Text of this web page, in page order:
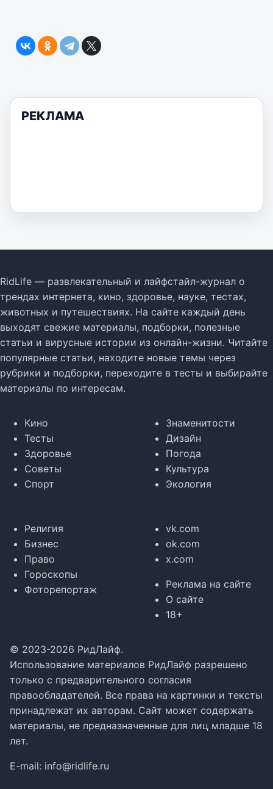
РЕКЛАМА
RidLife — развлекательный и лайфстайл-журнал о
трендах интернета, кино, здоровье, науке, тестах,
животных и путешествиях. На сайте каждый день
выходят свежие материалы, подборки, полезные
статьи и вирусные истории из онлайн-жизни. Читайте
популярные статьи, находите новые темы через
рубрики и подборки, переходите в тесты и выбирайте
материалы по интересам.
Кино
Тесты
Здоровье
Советы
Спорт
Знаменитости
Дизайн
Погода
Культура
Экология
Религия
Бизнес
Право
Гороскопы
Фоторепортаж
vk.com
ok.com
x.com
Реклама на сайте
О сайте
18+
© 2023-2026 РидЛайф.
Использование материалов РидЛайф разрешено
только с предварительного согласия
правообладателей. Все права на картинки и тексты
принадлежат их авторам. Сайт может содержать
материалы, не предназначенные для лиц младше 18
лет.
E-mail: info@ridlife.ru